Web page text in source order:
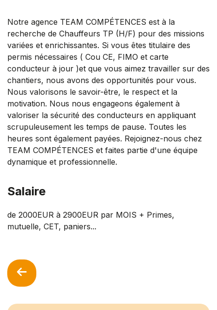
Notre agence TEAM COMPÉTENCES est à la
recherche de Chauffeurs TP (H/F) pour des missions
variées et enrichissantes. Si vous êtes titulaire des
permis nécessaires ( Cou CE, FIMO et carte
conducteur à jour )et que vous aimez travailler sur des
chantiers, nous avons des opportunités pour vous.
Nous valorisons le savoir-être, le respect et la
motivation. Nous nous engageons également à
valoriser la sécurité des conducteurs en appliquant
scrupuleusement les temps de pause. Toutes les
heures sont également payées. Rejoignez-nous chez
TEAM COMPÉTENCES et faites partie d'une équipe
dynamique et professionnelle.
Salaire
de 2000EUR à 2900EUR par MOIS + Primes,
mutuelle, CET, paniers...